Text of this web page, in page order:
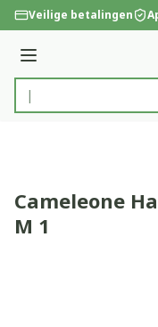
Ga naar de inhoud
Veilige betalingen
Menu
Product, merk,
Cameleone
M 1